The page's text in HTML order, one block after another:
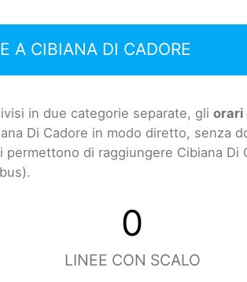
A CIBIANA DI CADORE
in due categorie separate, gli orari
Di Cadore in modo diretto, senza
permettono di raggiungere Cibiana Di
0
LINEE CON SCALO